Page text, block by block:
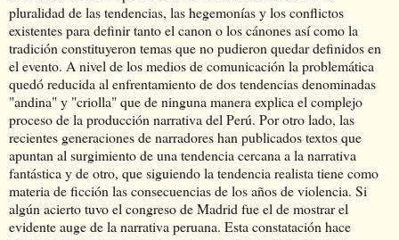
pluralidad de las tendencias, las hegemonías y los conflictos
existentes para definir tanto el canon o los cánones así como la
tradición constituyeron temas que no pudieron quedar definidos en
el evento. A nivel de los medios de comunicación la problemática
quedó reducida al enfrentamiento de dos tendencias denominadas
"andina" y "criolla" que de ninguna manera explica el complejo
proceso de la producción narrativa del Perú. Por otro lado, las
recientes generaciones de narradores han publicados textos que
apuntan al surgimiento de una tendencia cercana a la narrativa
fantástica y de otro, que siguiendo la tendencia realista tiene como
materia de ficción las consecuencias de los años de violencia. Si
algún acierto tuvo el congreso de Madrid fue el de mostrar el
evidente auge de la narrativa peruana. Esta constatación hace